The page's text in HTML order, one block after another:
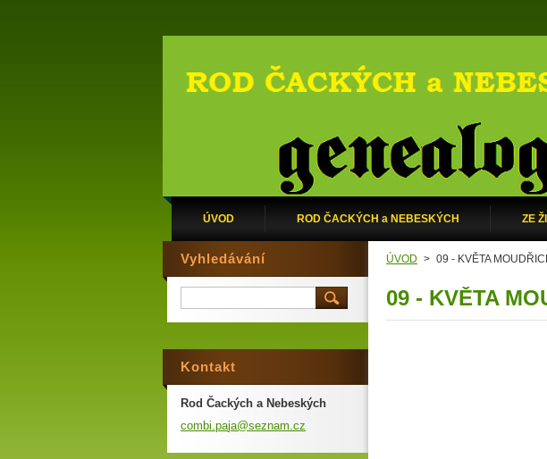
ÚVOD ROD ČACKÝCH a NEBESKÝCH ZE
ÚVOD > 09 - KVĚTA
09 - KVĚTA
Vyhledávání
Kontakt
Rod Čackých a Nebeských
combi.paja@seznam.cz